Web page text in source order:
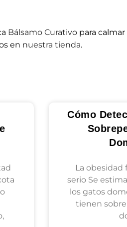
Bálsamo Curativo para
en nuestra tienda.
Cómo
La obesidad
serio Se
los gatos
tienen